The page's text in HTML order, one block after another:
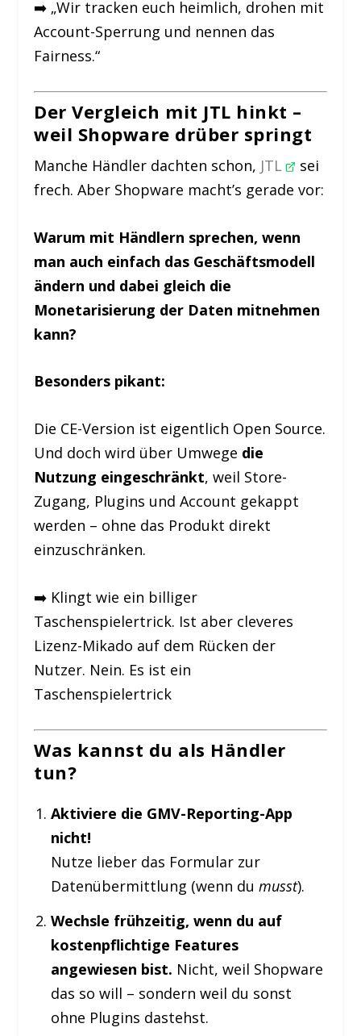
➡️ „Wir tracken euch heimlich, drohen mit
Account-Sperrung und nennen das
Fairness.“
Der Vergleich mit JTL hinkt –
weil Shopware drüber springt
Manche Händler dachten schon, JTL
sei
frech. Aber Shopware macht’s gerade vor:
Warum mit Händlern sprechen, wenn
man auch einfach das Geschäftsmodell
ändern und dabei gleich die
Monetarisierung der Daten mitnehmen
kann?
Besonders pikant:
Die CE-Version ist eigentlich Open Source.
Und doch wird über Umwege die
Nutzung eingeschränkt, weil Store-
Zugang, Plugins und Account gekappt
werden – ohne das Produkt direkt
einzuschränken.
➡️ Klingt wie ein billiger
Taschenspielertrick. Ist aber cleveres
Lizenz-Mikado auf dem Rücken der
Nutzer. Nein. Es ist ein
Taschenspielertrick
Was kannst du als Händler
tun?
Aktiviere die GMV-Reporting-App
nicht!
Nutze lieber das Formular zur
Datenübermittlung (wenn du musst).
Wechsle frühzeitig, wenn du auf
kostenpflichtige Features
angewiesen bist. Nicht, weil Shopware
das so will – sondern weil du sonst
ohne Plugins dastehst.